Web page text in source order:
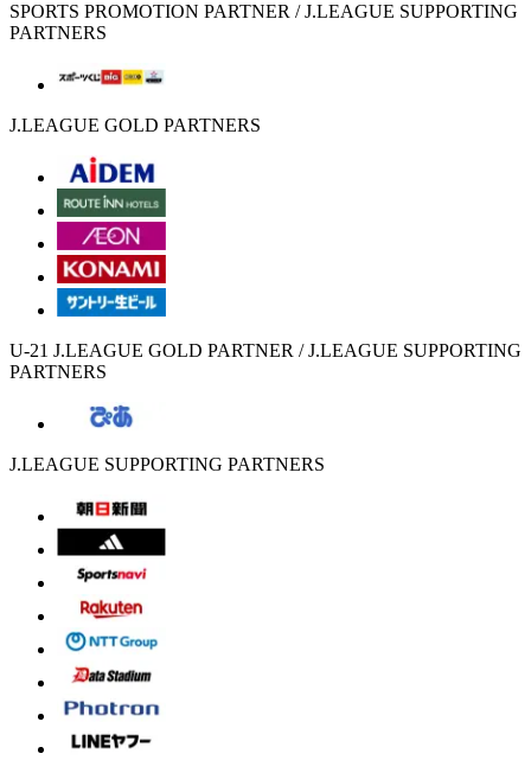
SPORTS PROMOTION PARTNER / J.LEAGUE SUPPORTING
PARTNERS
J.LEAGUE GOLD PARTNERS
U-21 J.LEAGUE GOLD PARTNER / J.LEAGUE SUPPORTING
PARTNERS
J.LEAGUE SUPPORTING PARTNERS